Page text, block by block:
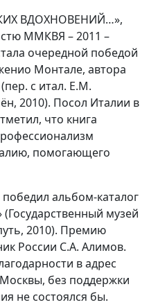
ВДОХНОВЕНИЙ…»,
ММКВЯ – 2011 –
очередной победой
Монтале, автора
с итал. Е.М.
2010). Посол Италии в
что книга
помогающего
альбом-каталог
музей
2010). Премию
России С.А. Алимов.
в адрес
без поддержки
не состоялся бы.